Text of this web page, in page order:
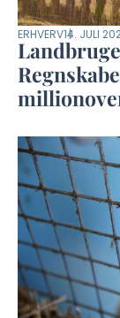
ERHVERV14. JULI